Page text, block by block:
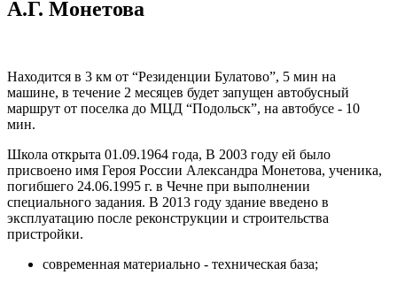
А.Г. Монетова
Находится в 3 км от “Резиденции Булатово”, 5 мин на
машине, в течение 2 месяцев будет запущен автобусный
маршрут от поселка до МЦД “Подольск”, на автобусе - 10
мин.
Школа открыта 01.09.1964 года, В 2003 году ей было
присвоено имя Героя России Александра Монетова, ученика,
погибшего 24.06.1995 г. в Чечне при выполнении
специального задания. В 2013 году здание введено в
эксплуатацию после реконструкции и строительства
пристройки.
современная материально - техническая база;